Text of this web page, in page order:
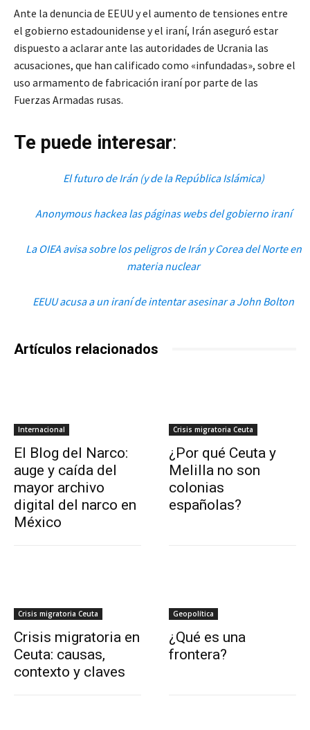
Ante la denuncia de EEUU y el aumento de tensiones entre
el gobierno estadounidense y el iraní, Irán aseguró estar
dispuesto a aclarar ante las autoridades de Ucrania las
acusaciones, que han calificado como «infundadas», sobre el
uso armamento de fabricación iraní por parte de las
Fuerzas Armadas rusas.
Te puede interesar:
El futuro de Irán (y de la República Islámica)
Anonymous hackea las páginas webs del gobierno iraní
La OIEA avisa sobre los peligros de Irán y Corea del Norte en
materia nuclear
EEUU acusa a un iraní de intentar asesinar a John Bolton
Artículos relacionados
Internacional
El Blog del Narco:
auge y caída del
mayor archivo
digital del narco en
México
Crisis migratoria Ceuta
¿Por qué Ceuta y
Melilla no son
colonias
españolas?
Crisis migratoria Ceuta
Crisis migratoria en
Ceuta: causas,
contexto y claves
Geopolítica
¿Qué es una
frontera?